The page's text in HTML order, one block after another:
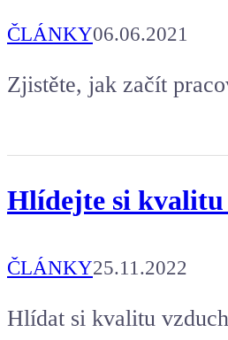
ČLÁNKY06.06.2021
Zjistěte, jak začít
Hlídejte si kvalitu
ČLÁNKY25.11.2022
Hlídat si kvalitu